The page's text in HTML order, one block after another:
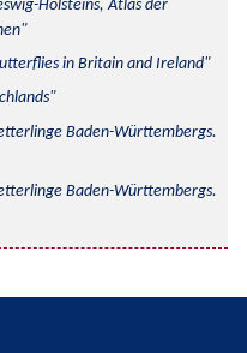
Holsteins, Atlas der
in Britain and Ireland
Baden-Württembergs.
Baden-Württembergs.